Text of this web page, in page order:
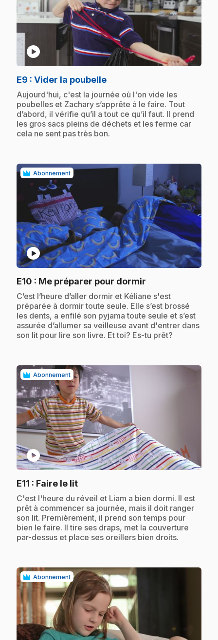
play_circle
E9 : Vider la poubelle.
.Aujourd'hui, c'est la journée où l'on vide les
poubelles et Zachary s’apprête à le faire. Tout
d’abord, il vérifie qu’il a tout ce qu’il faut. Il prend
les gros sacs pleins de déchets et les ferme car
cela ne sent pas très bon.
Abonnement
play_circle
E10 : Me préparer pour dormir
.C’est l’heure d’aller dormir et Kéliane s'est
préparée à dormir toute seule. Elle s’est brossé
les dents, a enfilé son pyjama toute seule et s’est
assurée d’allumer sa veilleuse avant d'entrer dans
son lit pour lire son livre. Et toi? Es-tu prêt?
Abonnement
play_circle
E11 : Faire le lit.
.C'est l'heure du réveil et Liam a bien dormi. Il est
prêt à commencer sa journée, mais il doit ranger
son lit. Premièrement, il prend son temps pour
bien le faire. Il tire ses draps, met la couverture
par-dessus et place ses oreillers bien droits.
Abonnement